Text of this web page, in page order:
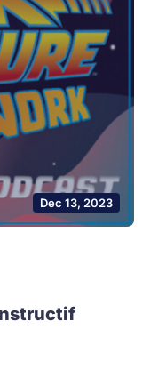
Dec 13, 2023